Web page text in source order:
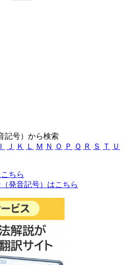
記号）から検索
Ｉ Ｊ Ｋ Ｌ Ｍ Ｎ Ｏ Ｐ Ｑ Ｒ Ｓ Ｔ
Ｕ
ちら
発音記号）はこちら